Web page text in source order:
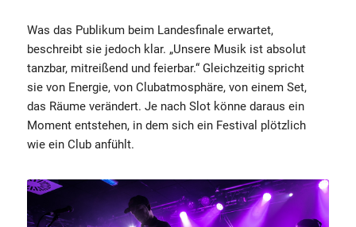
Was das Publikum beim Landesfinale erwartet,
beschreibt sie jedoch klar. „Unsere Musik ist absolut
tanzbar, mitreißend und feierbar.“ Gleichzeitig spricht
sie von Energie, von Clubatmosphäre, von einem Set,
das Räume verändert. Je nach Slot könne daraus ein
Moment entstehen, in dem sich ein Festival plötzlich
wie ein Club anfühlt.